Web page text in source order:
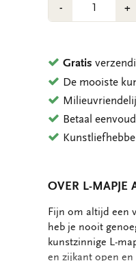
-Min
1
+
1
Gratis
De mooiste
Betaal
OVER L-MAPJE
OMSCHRIJVING
Fijn om altijd een
heb je nooit
kunstzinnige L-
en zijkant open